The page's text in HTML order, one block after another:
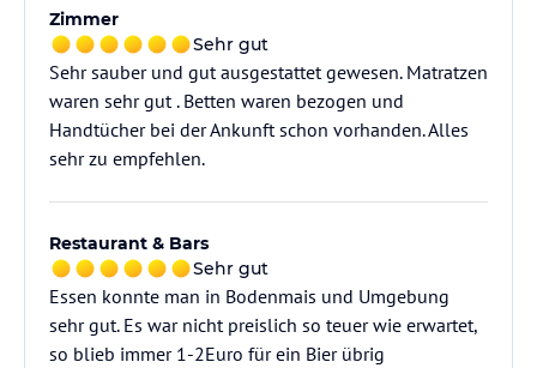
Zimmer
Sehr gut
Sehr sauber und gut ausgestattet gewesen. Matratzen
waren sehr gut . Betten waren bezogen und
Handtücher bei der Ankunft schon vorhanden. Alles
sehr zu empfehlen.
Restaurant & Bars
Sehr gut
Essen konnte man in Bodenmais und Umgebung
sehr gut. Es war nicht preislich so teuer wie erwartet,
so blieb immer 1-2Euro für ein Bier übrig